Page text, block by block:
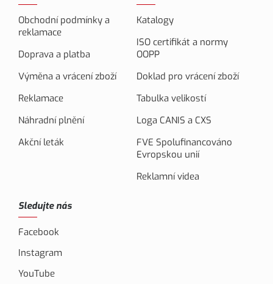
Obchodní podmínky a
reklamace
Doprava a platba
Výměna a vrácení zboží
Reklamace
Náhradní plnění
Akční leták
Katalogy
ISO certifikát a normy
OOPP
Doklad pro vrácení zboží
Tabulka velikostí
Loga CANIS a CXS
FVE Spolufinancováno
Evropskou unií
Reklamní videa
Sledujte nás
Facebook
Instagram
YouTube